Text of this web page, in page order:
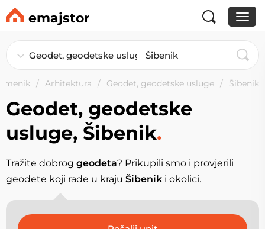
emajstor
Imenik Arhitektura Geodet, geodetske usluge Šibenik
Geodet, geodetske
usluge, Šibenik.
Tražite dobrog geodeta? Prikupili smo i provjerili
geodete koji rade u kraju Šibenik i okolici.